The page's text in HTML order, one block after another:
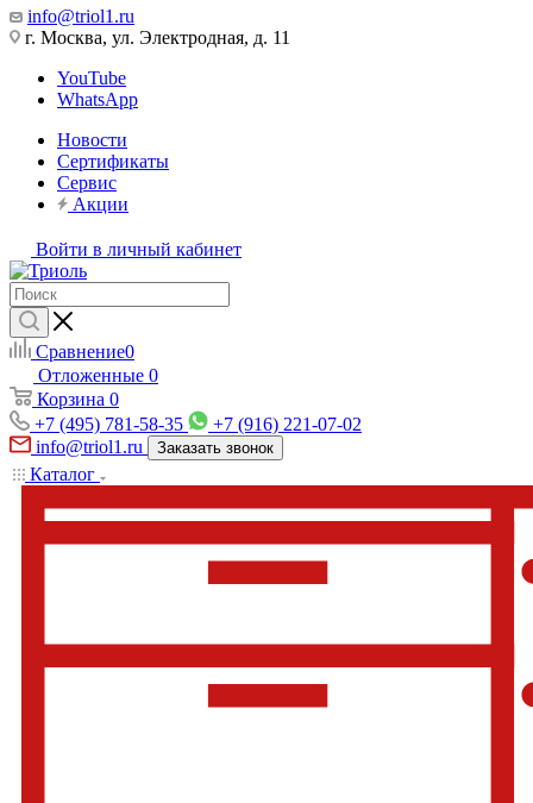
info@triol1.ru
г. Москва, ул. Электродная, д. 11
YouTube
WhatsApp
Новости
Сертификаты
Сервис
Акции
Войти в личный кабинет
Сравнение0
Отложенные 0
Корзина 0
+7 (495) 781-58-35
+7 (916) 221-07-02
info@triol1.ru
Заказать звонок
Каталог